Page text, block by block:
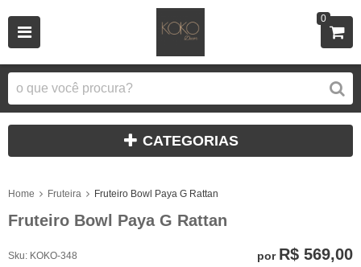
0
CATEGORIAS
Home Fruteira Fruteiro Bowl Paya G Rattan
Fruteiro Bowl Paya G Rattan
Sku: KOKO-348
por R$ 569,00